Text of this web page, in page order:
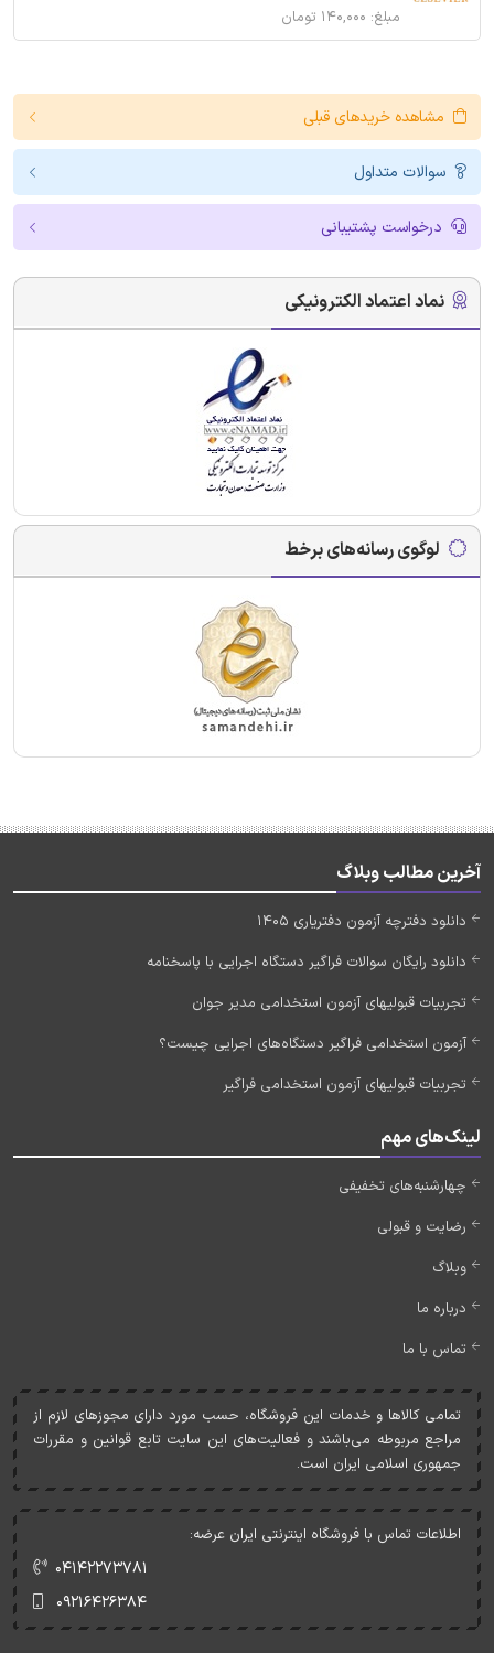
مبلغ: ۱۴۰,۰۰۰ تومان
مشاهده خریدهای قبلی
سوالات متداول
درخواست پشتیبانی
نماد اعتماد الکترونیکی
لوگوی رسانه‌های برخط
آخرین مطالب وبلاگ
دانلود دفترچه آزمون دفتریاری 1405
دانلود رایگان سوالات فراگیر دستگاه اجرایی با پاسخنامه
تجربیات قبولیهای آزمون استخدامی مدیر جوان
آزمون استخدامی فراگیر دستگاه‌های اجرایی چیست؟
تجربیات قبولیهای آزمون استخدامی فراگیر
لینک‌های مهم
چهارشنبه‌های تخفیفی
رضایت و قبولی
وبلاگ
درباره ما
تماس با ما
تمامی کالاها و خدمات اين فروشگاه، حسب مورد دارای مجوزهای لازم از
مراجع مربوطه می‌باشند و فعاليت‌های اين سايت تابع قوانين و مقررات
جمهوری اسلامی ايران است.
اطلاعات تماس با فروشگاه اینترنتی ایران عرضه:
۰۴۱۴۲۲۷۳۷۸۱
۰۹۲۱۶۴۲۶۳۸۴